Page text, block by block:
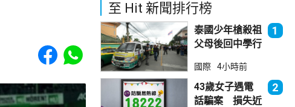
Share to Facebook
Share to WhatsApp
至 Hit 新聞排行榜
泰國少年槍殺祖
父母後回中學行
死23傷
1
國際 4小時前
43歲女子遇電
話騙案 損失近
2